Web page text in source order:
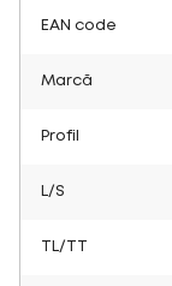
EAN code
Marcă
Profil
L/S
TL/TT